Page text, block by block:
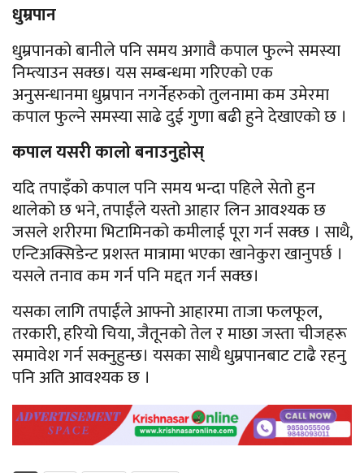
धुम्रपान
धुम्रपानको बानीले पनि समय अगावै कपाल फुल्ने समस्या
निम्त्याउन सक्छ। यस सम्बन्धमा गरिएको एक
अनुसन्धानमा धुम्रपान नगर्नेहरुको तुलनामा कम उमेरमा
कपाल फुल्ने समस्या साढे दुई गुणा बढी हुने देखाएको छ ।
कपाल यसरी कालो बनाउनुहोस्
यदि तपाइँको कपाल पनि समय भन्दा पहिले सेतो हुन
थालेको छ भने, तपाईंले यस्तो आहार लिन आवश्यक छ
जसले शरीरमा भिटामिनको कमीलाई पूरा गर्न सक्छ । साथै,
एन्टिअक्सिडेन्ट प्रशस्त मात्रामा भएका खानेकुरा खानुपर्छ ।
यसले तनाव कम गर्न पनि मद्दत गर्न सक्छ।
यसका लागि तपाईंले आफ्नो आहारमा ताजा फलफूल,
तरकारी, हरियो चिया, जैतूनको तेल र माछा जस्ता चीजहरू
समावेश गर्न सक्नुहुन्छ। यसका साथै धुम्रपानबाट टाढै रहनु
पनि अति आवश्यक छ ।